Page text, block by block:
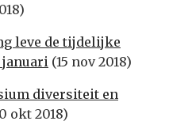
leve de tijdelijke
januari (15 nov 2018)
diversiteit en
okt 2018)